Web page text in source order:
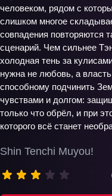
Shin Tenchi Muyou!
человеком, рядом с
слишком многое
совпадения повторяются
сценарий. Чем сильнее
холодная тень за
нужна не любовь, а
способному подчинить
чувствами и долгом:
только что обрёл, и при
которого всё станет